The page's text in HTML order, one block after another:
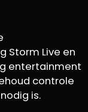
Storm Live en
entertainment
controle
is.